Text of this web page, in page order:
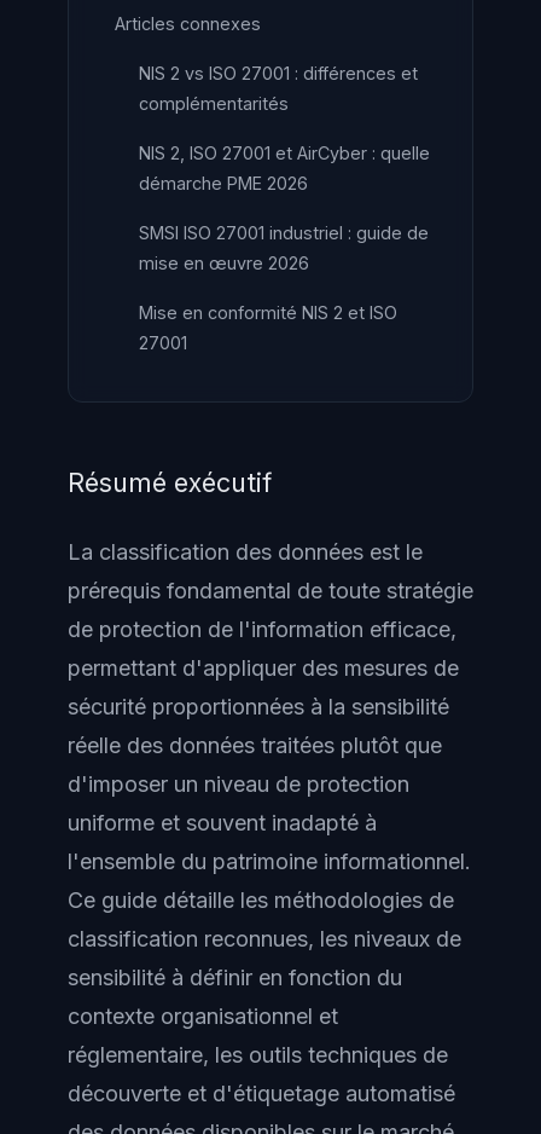
Articles connexes
NIS 2 vs ISO 27001 : différences et
complémentarités
NIS 2, ISO 27001 et AirCyber : quelle
démarche PME 2026
SMSI ISO 27001 industriel : guide de
mise en œuvre 2026
Mise en conformité NIS 2 et ISO
27001
Résumé exécutif
La classification des données est le
prérequis fondamental de toute stratégie
de protection de l'information efficace,
permettant d'appliquer des mesures de
sécurité proportionnées à la sensibilité
réelle des données traitées plutôt que
d'imposer un niveau de protection
uniforme et souvent inadapté à
l'ensemble du patrimoine informationnel.
Ce guide détaille les méthodologies de
classification reconnues, les niveaux de
sensibilité à définir en fonction du
contexte organisationnel et
réglementaire, les outils techniques de
découverte et d'étiquetage automatisé